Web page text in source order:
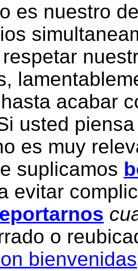
es nuestro
acabar
usted
es muy
suplicamos
evitar
o
bienvenidas